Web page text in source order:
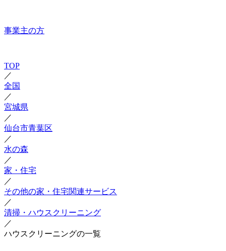
事業主の方
TOP
／
全国
／
宮城県
／
仙台市青葉区
／
水の森
／
家・住宅
／
その他の家・住宅関連サービス
／
清掃・ハウスクリーニング
／
ハウスクリーニングの一覧